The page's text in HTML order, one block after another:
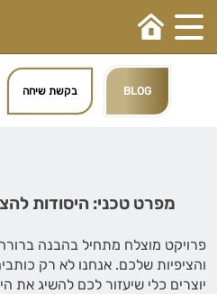
בקשת שיחה BLOG
מפרט טכני: היסודות
פרויקט מוצלח מתחיל בהבנה
והציפיות שלכם. אנחנו לא רק
יוצרים כלי שיעזור לכם להשיג את